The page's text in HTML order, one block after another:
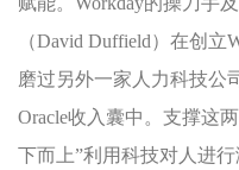
（David Duffield）在创
磨过另外一家人力科技公
Oracle收入囊中。支撑这
下而上”利用科技对人进